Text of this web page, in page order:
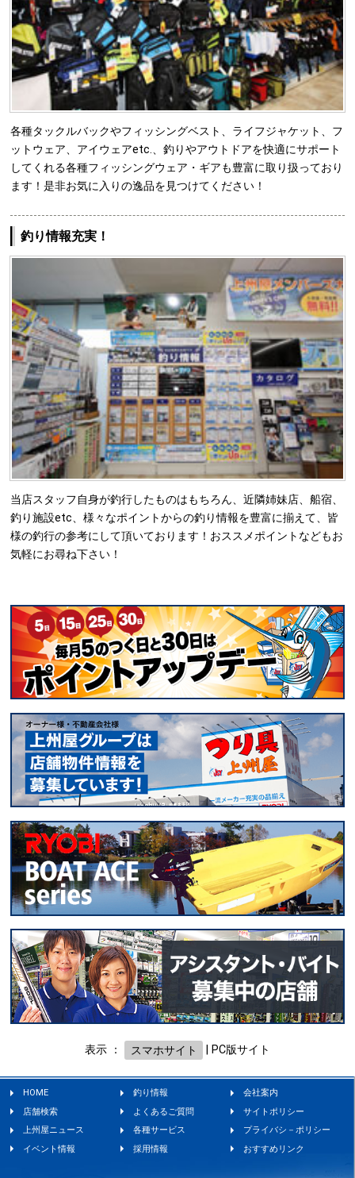
各種タックルバックやフィッシングベスト、ライフジャケット、フ
ットウェア、アイウェアetc.、釣りやアウトドアを快適にサポート
してくれる各種フィッシングウェア・ギアも豊富に取り扱っており
ます！是非お気に入りの逸品を見つけてください！
釣り情報充実！
当店スタッフ自身が釣行したものはもちろん、近隣姉妹店、船宿、
釣り施設etc、様々なポイントからの釣り情報を豊富に揃えて、皆
様の釣行の参考にして頂いております！おススメポイントなどもお
気軽にお尋ね下さい！
表示 ： スマホサイト PC版サイト
HOME 釣り情報
会社案内
店舗検索
よくあるご質問
サイトポリシー
上州屋ニュース
各種サービス
プライバシ－ポリシー
イベント情報
採用情報 おすすめリンク